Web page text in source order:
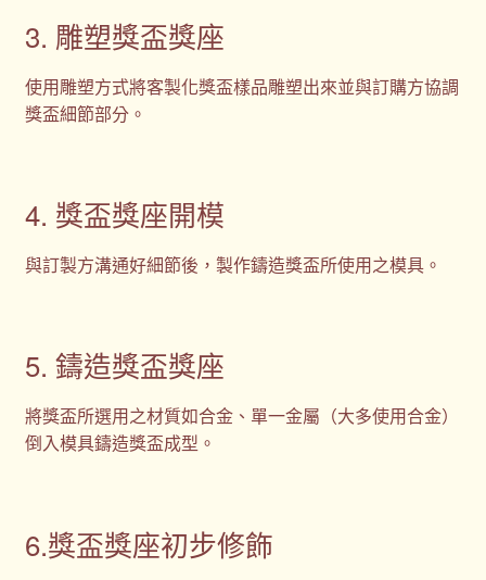
3. 雕塑獎盃獎座
使用雕塑方式將客製化獎盃樣品雕塑出來並與訂購方協調
獎盃細節部分。
4. 獎盃獎座開模
與訂製方溝通好細節後，製作鑄造獎盃所使用之模具。
5. 鑄造獎盃獎座
將獎盃所選用之材質如合金、單一金屬（大多使用合金）
倒入模具鑄造獎盃成型。
6.獎盃獎座初步修飾